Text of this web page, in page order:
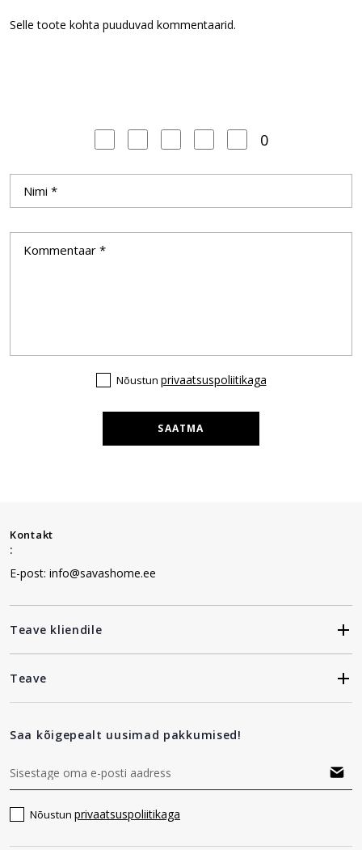
Selle toote kohta puuduvad kommentaarid.
0
Nõustun privaatsuspoliitikaga
SAATMA
Kontakt
:
E-post: info@savashome.ee
Teave kliendile
Teave
Saa kõigepealt uusimad pakkumised!
Nõustun privaatsuspoliitikaga